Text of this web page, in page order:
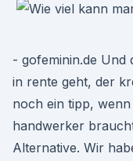
- gofeminin.de Und
in rente geht, der
noch ein tipp,
handwerker
Alternative. Wir